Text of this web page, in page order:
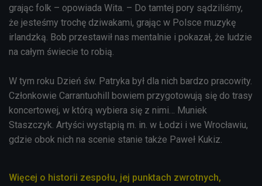
grając folk – opowiada Wita. – Do tamtej pory sądziliśmy,
że jesteśmy trochę dziwakami, grając w Polsce muzykę
irlandzką. Bob przestawił nas mentalnie i pokazał, że ludzie
na całym świecie to robią.
W tym roku Dzień św. Patryka był dla nich bardzo pracowity.
Członkowie Carrantuohill bowiem przygotowują się do trasy
koncertowej, w którą wybiera się z nimi… Muniek
Staszczyk. Artyści wystąpią m. in. w Łodzi i we Wrocławiu,
gdzie obok nich na scenie stanie także Paweł Kukiz.
Więcej o historii zespołu, jej punktach zwrotnych,